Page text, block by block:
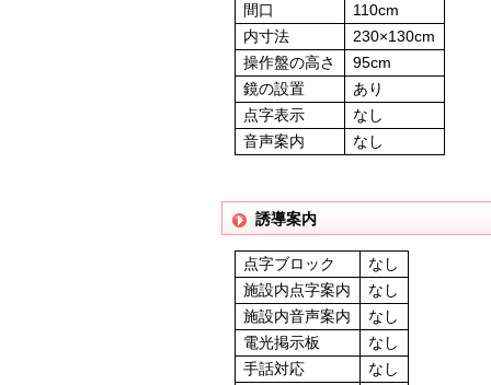
間口
110cm
内寸法
230×130cm
操作盤の高さ
95cm
鏡の設置
あり
点字表示
なし
音声案内
なし
誘導案内
点字ブロック
なし
施設内点字案内
なし
施設内音声案内
なし
電光掲示板
なし
手話対応
なし